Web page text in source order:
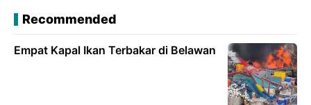
Recommended
Empat Kapal Ikan Terbakar di Belawan